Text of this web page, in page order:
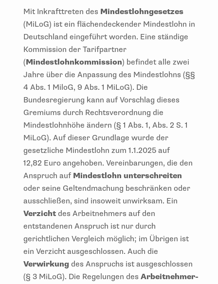
Mit Inkrafttreten des Mindestlohngesetzes
(MiLoG) ist ein flächendeckender Mindestlohn in
Deutschland eingeführt worden. Eine ständige
Kommission der Tarifpartner
(Mindestlohnkommission) befindet alle zwei
Jahre über die Anpassung des Mindestlohns (§§
4 Abs. 1 MiloG, 9 Abs. 1 MiLoG). Die
Bundesregierung kann auf Vorschlag dieses
Gremiums durch Rechtsverordnung die
Mindestlohnhöhe ändern (§ 1 Abs. 1, Abs. 2 S. 1
MiLoG). Auf dieser Grundlage wurde der
gesetzliche Mindestlohn zum 1.1.2025 auf
12,82 Euro angehoben. Vereinbarungen, die den
Anspruch auf Mindestlohn unterschreiten
oder seine Geltendmachung beschränken oder
ausschließen, sind insoweit unwirksam. Ein
Verzicht des Arbeitnehmers auf den
entstandenen Anspruch ist nur durch
gerichtlichen Vergleich möglich; im Übrigen ist
ein Verzicht ausgeschlossen. Auch die
Verwirkung des Anspruchs ist ausgeschlossen
(§ 3 MiLoG). Die Regelungen des Arbeitnehmer-